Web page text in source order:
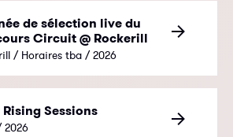
de sélection live du
Circuit @ Rockerill
/ Horaires tba / 2026
Sessions
2026